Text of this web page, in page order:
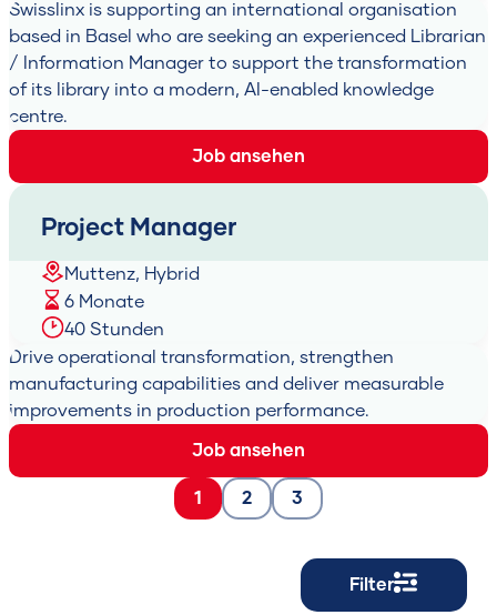
Filter
Swisslinx is supporting an international organisation
based in Basel who are seeking an experienced Librarian
/ Information Manager to support the transformation
of its library into a modern, AI-enabled knowledge
centre.
Job ansehen
Project Manager
Muttenz, Hybrid
6 Monate
40 Stunden
Drive operational transformation, strengthen
manufacturing capabilities and deliver measurable
improvements in production performance.
Job ansehen
1 2 3